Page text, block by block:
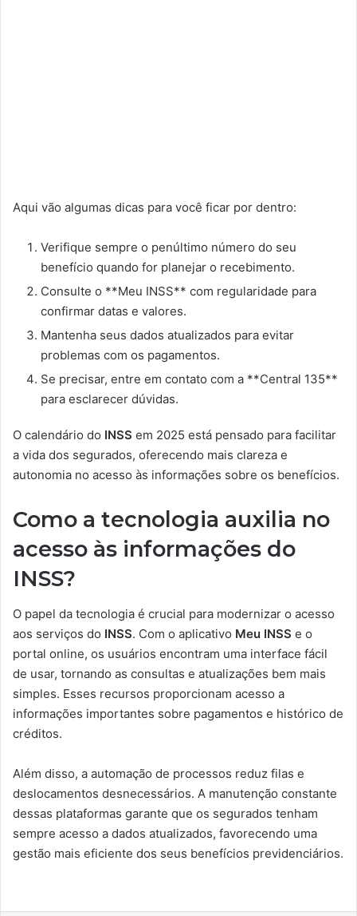
Aqui vão algumas dicas para você ficar por dentro:
Verifique sempre o penúltimo número do seu
benefício quando for planejar o recebimento.
Consulte o **Meu INSS** com regularidade para
confirmar datas e valores.
Mantenha seus dados atualizados para evitar
problemas com os pagamentos.
Se precisar, entre em contato com a **Central 135**
para esclarecer dúvidas.
O calendário do INSS em 2025 está pensado para facilitar
a vida dos segurados, oferecendo mais clareza e
autonomia no acesso às informações sobre os benefícios.
Como a tecnologia auxilia no
acesso às informações do
INSS?
O papel da tecnologia é crucial para modernizar o acesso
aos serviços do INSS. Com o aplicativo Meu INSS e o
portal online, os usuários encontram uma interface fácil
de usar, tornando as consultas e atualizações bem mais
simples. Esses recursos proporcionam acesso a
informações importantes sobre pagamentos e histórico de
créditos.
Além disso, a automação de processos reduz filas e
deslocamentos desnecessários. A manutenção constante
dessas plataformas garante que os segurados tenham
sempre acesso a dados atualizados, favorecendo uma
gestão mais eficiente dos seus benefícios previdenciários.